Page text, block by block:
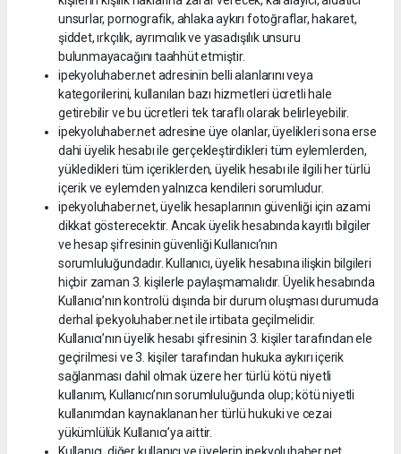
unsurlar, pornografik, ahlaka aykırı fotoğraflar, hakaret,
şiddet, ırkçılık, ayrımcılık ve yasadışılık unsuru
bulunmayacağını taahhüt etmiştir.
ipekyoluhaber.net adresinin belli alanlarını veya
kategorilerini, kullanılan bazı hizmetleri ücretli hale
getirebilir ve bu ücretleri tek taraflı olarak belirleyebilir.
ipekyoluhaber.net adresine üye olanlar, üyelikleri sona erse
dahi üyelik hesabı ile gerçekleştirdikleri tüm eylemlerden,
yükledikleri tüm içeriklerden, üyelik hesabı ile ilgili her türlü
içerik ve eylemden yalnızca kendileri sorumludur.
ipekyoluhaber.net, üyelik hesaplarının güvenliği için azami
dikkat gösterecektir. Ancak üyelik hesabında kayıtlı bilgiler
ve hesap şifresinin güvenliği Kullanıcı’nın
sorumluluğundadır. Kullanıcı, üyelik hesabına ilişkin bilgileri
hiçbir zaman 3. kişilerle paylaşmamalıdır. Üyelik hesabında
Kullanıcı’nın kontrolü dışında bir durum oluşması durumuda
derhal ipekyoluhaber.net ile irtibata geçilmelidir.
Kullanıcı’nın üyelik hesabı şifresinin 3. kişiler tarafından ele
geçirilmesi ve 3. kişiler tarafından hukuka aykırı içerik
sağlanması dahil olmak üzere her türlü kötü niyetli
kullanım, Kullanıcı’nın sorumluluğunda olup; kötü niyetli
kullanımdan kaynaklanan her türlü hukuki ve cezai
yükümlülük Kullanıcı’ya aittir.